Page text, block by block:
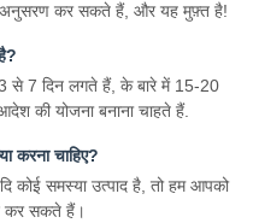
अनुसरण कर सकते हैं, और यह मुफ़्त है!
से 7 दिन लगते हैं, के बारे में 15-20
की योजना बनाना चाहते हैं.
करना चाहिए?
कोई समस्या उत्पाद है, तो हम आपको
कर सकते हैं।